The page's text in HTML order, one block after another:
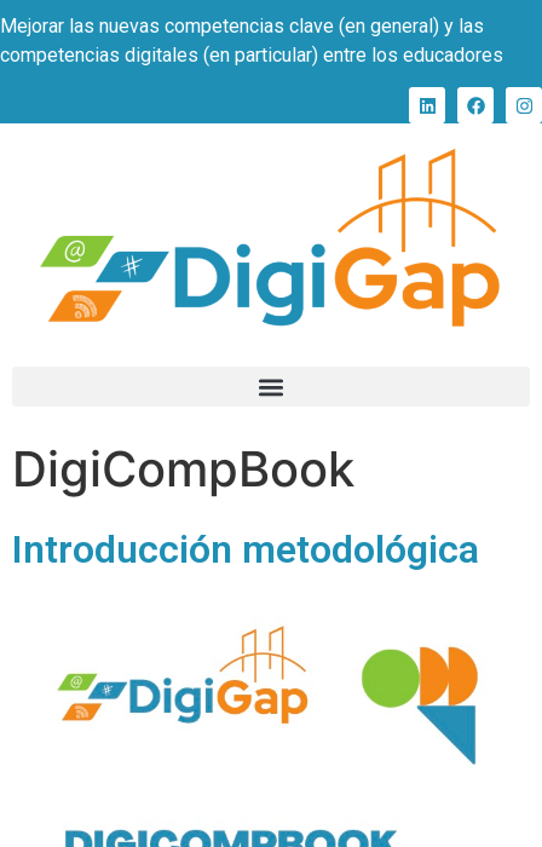
Mejorar las nuevas competencias clave (en general) y las
competencias digitales (en particular) entre los educadores
DigiCompBook
Introducción metodológica